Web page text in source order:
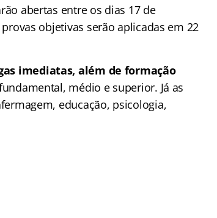
abertas entre os dias 17 de
objetivas serão aplicadas em 22
imediatas, além de formação
médio e superior. Já as
educação, psicologia,